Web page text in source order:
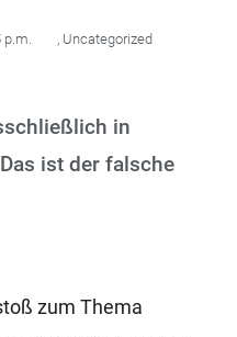
p.m. , Uncategorized
in
ist der falsche
zum Thema